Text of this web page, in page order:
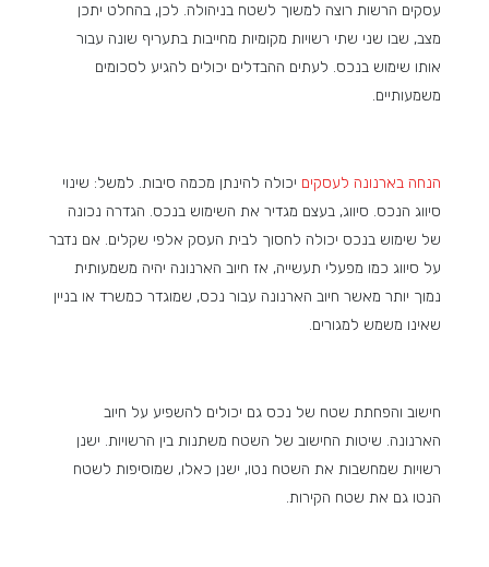
עסקים הרשות רוצה למשוך לשטח בניהולה. לכן, בהחלט יתכן
מצב, שבו שני שתי רשויות מקומיות מחייבות בתעריף שונה עבור
אותו שימוש בנכס. לעתים ההבדלים יכולים להגיע לסכומים
משמעותיים.
הנחה בארנונה לעסקים יכולה להינתן מכמה סיבות. למשל: שינוי
סיווג הנכס. סיווג, בעצם מגדיר את השימוש בנכס. הגדרה נכונה
של שימוש בנכס יכולה לחסוך לבית העסק אלפי שקלים. אם נדבר
על סיווג כמו מפעלי תעשייה, אז חיוב הארנונה יהיה משמעותית
נמוך יותר מאשר חיוב הארנונה עבור נכס, שמוגדר כמשרד או בניין
שאינו משמש למגורים.
חישוב והפחתת שטח של נכס גם יכולים להשפיע על חיוב
הארנונה. שיטות החישוב של השטח משתנות בין הרשויות. ישנן
רשויות שמחשבות את השטח נטו, ישנן כאלו, שמוסיפות לשטח
הנטו גם את שטח הקירות.